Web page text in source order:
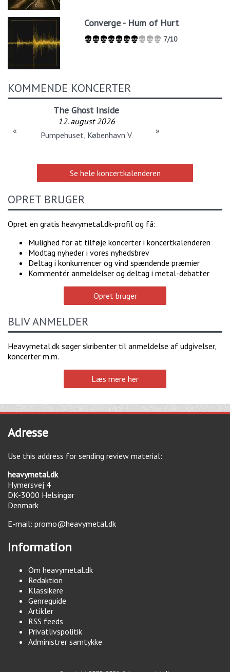
Converge - Hum of Hurt
7/10
KOMMENDE KONCERTER
The Ghost Inside
12. august 2026
Pumpehuset, København V
« »
Se hele koncertkalenderen
OPRET BRUGER
Opret en gratis heavymetal.dk-profil og få:
Mulighed for at tilføje koncerter i koncertkalenderen
Modtag nyheder i vores nyhedsbrev
Deltag i konkurrencer og vind spændende præmier
Kommentér anmeldelser og deltag i metal-debatter
Opret bruger
BLIV ANMELDER
Heavymetal.dk søger skribenter til anmeldelse af udgivelser,
koncerter m.m.
Læs mere her
Adresse
Use this address for sending review material:
heavymetal.dk
Hymersvej 4
DK-3000 Helsingør
Denmark
E-mail: promo@heavymetal.dk
Information
Om heavymetal.dk
Redaktion
Klassikere
Genreguide
Artikler
RSS feeds
Privatlivspolitik
Administrer samtykke